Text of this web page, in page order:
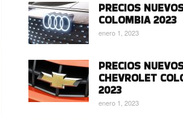
PRECIOS
COLOMBIA 2023
enero 1, 2023
PRECIOS
CHEVROLET
2023
enero 1, 2023